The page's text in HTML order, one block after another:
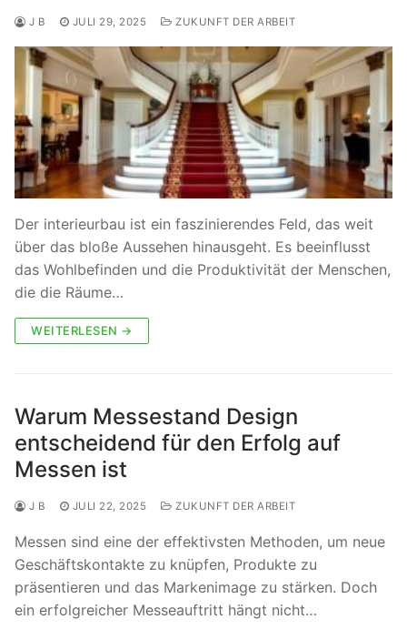
J B JULI 29, 2025 ZUKUNFT DER ARBEIT
Der interieurbau ist ein faszinierendes Feld, das weit
über das bloße Aussehen hinausgeht. Es beeinflusst
das Wohlbefinden und die Produktivität der Menschen,
die die Räume…
WEITERLESEN →
Warum Messestand Design
entscheidend für den Erfolg auf
Messen ist
J B JULI 22, 2025 ZUKUNFT DER ARBEIT
Messen sind eine der effektivsten Methoden, um neue
Geschäftskontakte zu knüpfen, Produkte zu
präsentieren und das Markenimage zu stärken. Doch
ein erfolgreicher Messeauftritt hängt nicht…